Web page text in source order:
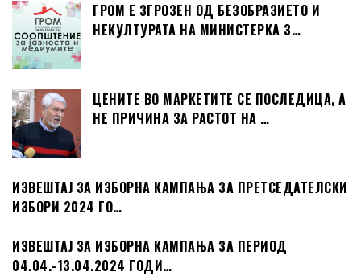
ГРОМ Е ЗГРОЗЕН ОД БЕЗОБРАЗИЕТО И
НЕКУЛТУРАТА НА МИНИСТЕРКА З…
ЦЕНИТЕ ВО МАРКЕТИТЕ СЕ ПОСЛЕДИЦА, А
НЕ ПРИЧИНА ЗА РАСТОТ НА …
ИЗВЕШТАЈ ЗА ИЗБОРНА КАМПАЊА ЗА ПРЕТСЕДАТЕЛСКИ
ИЗБОРИ 2024 ГО…
ИЗВЕШТАЈ ЗА ИЗБОРНА КАМПАЊА ЗА ПЕРИОД
04.04.-13.04.2024 ГОДИ…